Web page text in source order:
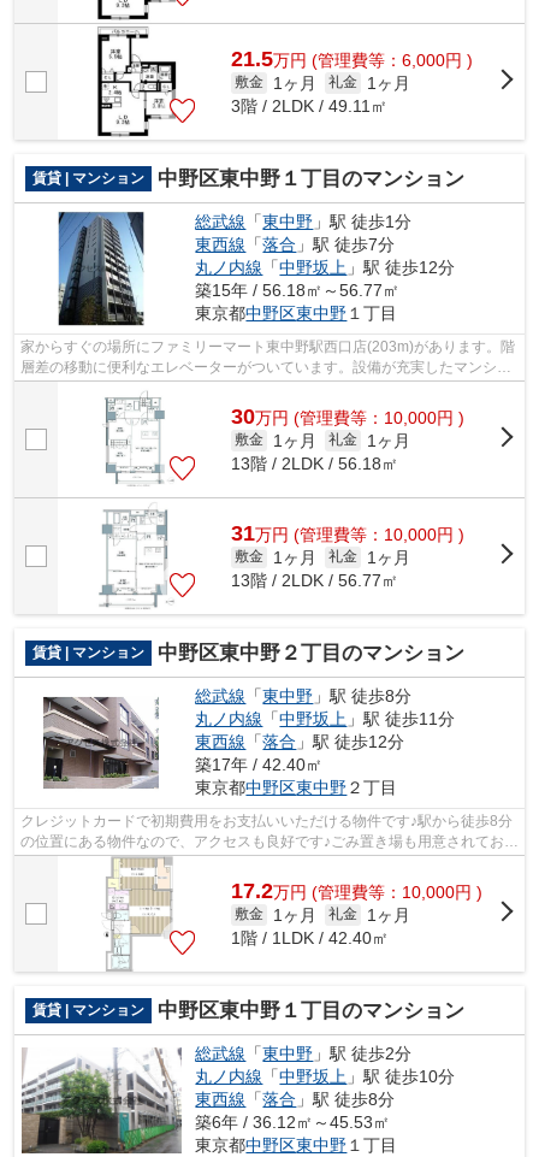
21.5万円 (管理費等：6,000円 )
敷金 1ヶ月 礼金
1ヶ月
3階 / 2LDK / 49.11㎡
賃貸 | マンション 中野区東中野１丁目のマンション
総武線 「東中野 」駅 徒歩1分
東西線 「落合 」駅 徒歩7分
丸ノ内線 「中野坂上 」駅 徒歩12分
築15年 / 56.18㎡～56.77㎡
東京都中野区東中野１丁目
家からすぐの場所にファミリーマート東中野駅西口店(203m)があります。階
層差の移動に便利なエレベーターがついています。設備が充実したマンショ
ンタイプの物件。徒歩1分に駅があるの...
30万円 (管理費等：10,000円 )
敷金 1ヶ月 礼金
1ヶ月
13階 / 2LDK / 56.18㎡
31万円 (管理費等：10,000円 )
敷金 1ヶ月 礼金
1ヶ月
13階 / 2LDK / 56.77㎡
賃貸 | マンション 中野区東中野２丁目のマンション
総武線 「東中野 」駅 徒歩8分
丸ノ内線 「中野坂上 」駅 徒歩11分
東西線 「落合 」駅 徒歩12分
築17年 / 42.40㎡
東京都中野区東中野２丁目
クレジットカードで初期費用をお支払いいただける物件です♪駅から徒歩8分
の位置にある物件なので、アクセスも良好です♪ごみ置き場も用意されてお
り、通勤前などにごみ捨て可能です♪当...
17.2万円 (管理費等：10,000円 )
敷金 1ヶ月 礼金
1ヶ月
1階 / 1LDK / 42.40㎡
賃貸 | マンション 中野区東中野１丁目のマンション
総武線 「東中野 」駅 徒歩2分
丸ノ内線 「中野坂上 」駅 徒歩10分
東西線 「落合 」駅 徒歩8分
築6年 / 36.12㎡～45.53㎡
東京都中野区東中野１丁目